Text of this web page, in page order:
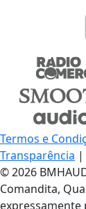
Termos e
Transparência |
© 2026
Comandita,
expressamente